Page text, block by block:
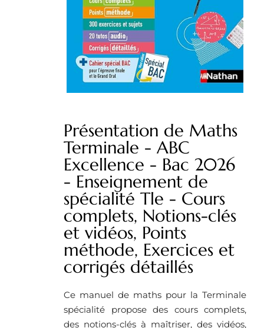
Présentation de Maths
Terminale - ABC
Excellence - Bac 2026
- Enseignement de
spécialité Tle - Cours
complets, Notions-clés
et vidéos, Points
méthode, Exercices et
corrigés détaillés
Ce manuel de maths pour la Terminale
spécialité propose des cours complets,
des notions-clés à maîtriser, des vidéos,